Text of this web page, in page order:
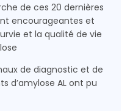
de ces 20 dernières
encourageantes et
et la qualité de vie
de diagnostic et de
d’amylose AL ont pu